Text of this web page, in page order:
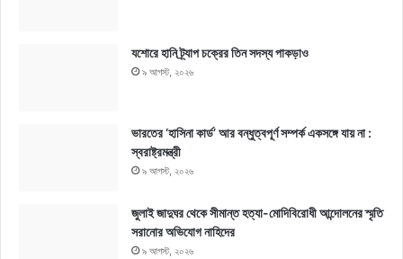
যশোরে হানি ট্র্যাপ চক্রের তিন সদস্য পাকড়াও
৯ আগস্ট, ২০২৬
ভারতের ‘হাসিনা কার্ড’ আর বন্ধুত্বপূর্ণ সম্পর্ক একসঙ্গে যায় না :
স্বরাষ্ট্রমন্ত্রী
৯ আগস্ট, ২০২৬
জুলাই জাদুঘর থেকে সীমান্ত হত্যা-মোদিবিরোধী আন্দোলনের স্মৃতি
সরানোর অভিযোগ নাহিদের
৯ আগস্ট, ২০২৬